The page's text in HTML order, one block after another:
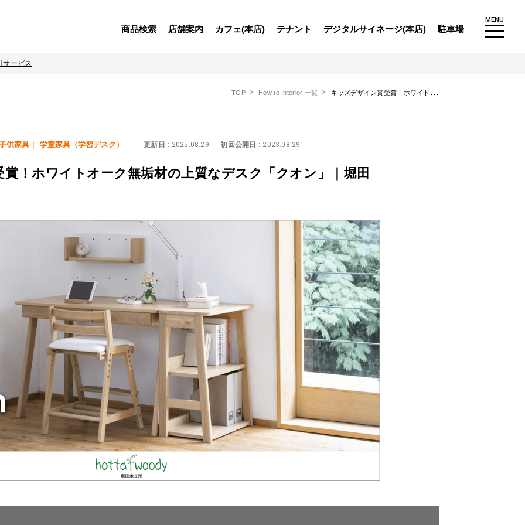
商品検索 店舗案内 カフェ(本店) テナント デジタルサイネージ(本店) 駐車場
MENU
サービス
TOP How to Interior 一覧 キッズデザイン賞受賞！ホワイトオーク無垢材の上質なデスク「クオン」｜堀田木工所
供家具 学童家具（学習デスク） 更新日 : 2025.08.29 初回公開日 : 2023.08.29
！ホワイトオーク無垢材の上質なデスク「クオン」｜堀田